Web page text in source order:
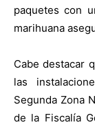
paquetes con
marihuana
Cabe destacar
las
Segunda Zona
de la Fiscalía